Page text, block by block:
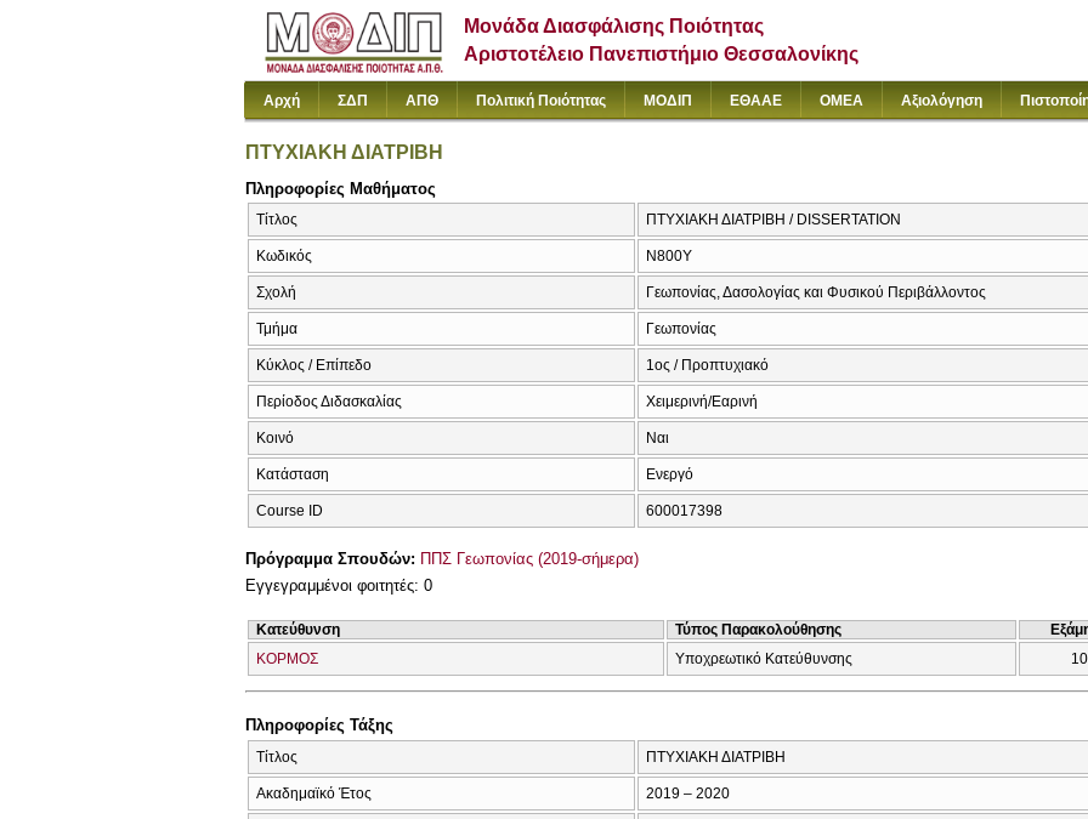
Μονάδα Διασφάλισης Ποιότητας
Αριστοτέλειο Πανεπιστήμιο Θεσσαλονίκης
Αρχή ΣΔΠ ΑΠΘ Πολιτική Ποιότητας ΜΟΔΙΠ ΕΘΑΑΕ ΟΜΕΑ Αξιολόγηση
ΠΤΥΧΙΑΚΗ ΔΙΑΤΡΙΒΗ
Πληροφορίες Μαθήματος
Τίτλος ΠΤΥΧΙΑΚΗ ΔΙΑΤΡΙΒΗ / DISSERTATION
Κωδικός Ν800Υ
Σχολή Γεωπονίας, Δασολογίας και Φυσικού Περιβάλλοντος
Τμήμα Γεωπονίας
Κύκλος / Επίπεδο 1ος / Προπτυχιακό
Περίοδος Διδασκαλίας Χειμερινή/Εαρινή
Κοινό Ναι
Κατάσταση Ενεργό
Course ID 600017398
Πρόγραμμα Σπουδών: ΠΠΣ Γεωπονίας (2019-σήμερα)
Εγγεγραμμένοι φοιτητές: 0
Κατεύθυνση Τύπος Παρακολούθησης
ΚΟΡΜΟΣ
Υποχρεωτικό Κατεύθυνσης 10
Πληροφορίες Τάξης
Τίτλος ΠΤΥΧΙΑΚΗ ΔΙΑΤΡΙΒΗ
Ακαδημαϊκό Έτος 2019 – 2020